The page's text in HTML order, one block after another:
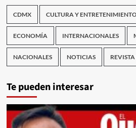
CDMX CULTURA Y
ECONOMÍA INTERNACIONALES
NACIONALES NOTICIAS
Te pueden interesar